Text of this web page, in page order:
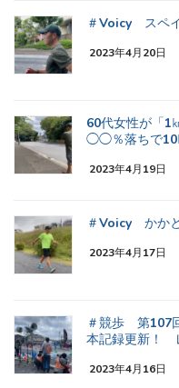
＃Voicy スペ
2023年4月20日
60代女性が「1
◯◯％落ちで10
2023年4月19日
＃Voicy かか
2023年4月17日
＃競歩 第107
本記録更新！
2023年4月16日